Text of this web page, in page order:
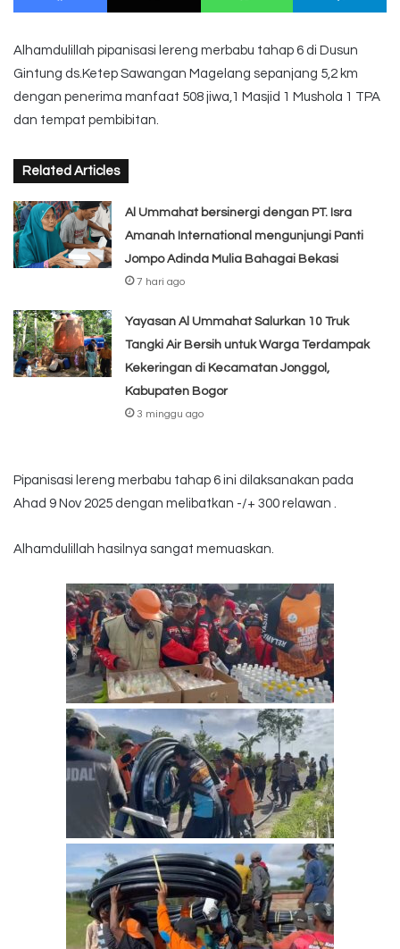
Alhamdulillah pipanisasi lereng merbabu tahap 6 di Dusun
Gintung ds.Ketep Sawangan Magelang sepanjang 5,2 km
dengan penerima manfaat 508 jiwa,1 Masjid 1 Mushola 1 TPA
dan tempat pembibitan.
Related Articles
Al Ummahat bersinergi dengan PT. Isra
Amanah International mengunjungi Panti
Jompo Adinda Mulia Bahagai Bekasi
7 hari ago
Yayasan Al Ummahat Salurkan 10 Truk
Tangki Air Bersih untuk Warga Terdampak
Kekeringan di Kecamatan Jonggol,
Kabupaten Bogor
3 minggu ago
Pipanisasi lereng merbabu tahap 6 ini dilaksanakan pada
Ahad 9 Nov 2025 dengan melibatkan -/+ 300 relawan .
Alhamdulillah hasilnya sangat memuaskan.